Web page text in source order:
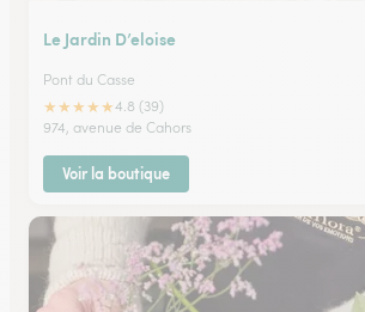
Le Jardin D’eloise
Pont du Casse
★★★★★4.8 (39)
974, avenue de Cahors
Voir la boutique